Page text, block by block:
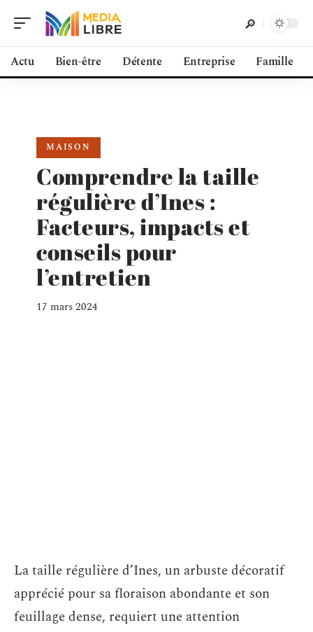
Actu Bien-être Détente Entreprise Famille
MAISON
Comprendre la taille
régulière d’Ines :
Facteurs, impacts et
conseils pour
l’entretien
17 mars 2024
La taille régulière d’Ines, un arbuste décoratif
apprécié pour sa floraison abondante et son
feuillage dense, requiert une attention